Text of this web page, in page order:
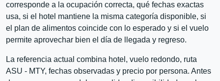
corresponde a la ocupación correcta, qué fechas exactas
usa, si el hotel mantiene la misma categoría disponible, si
el plan de alimentos coincide con lo esperado y si el vuelo
permite aprovechar bien el día de llegada y regreso.
La referencia actual combina hotel, vuelo redondo, ruta
ASU - MTY, fechas observadas y precio por persona. Antes